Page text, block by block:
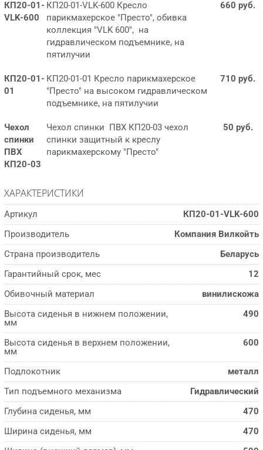
КП20-01-
VLK-600
КП20-01-VLK-600 Кресло
парикмахерское "Престо", обивка
коллекция "VLK 600", на
гидравлическом подъемнике, на
пятилучии
660 руб.
КП20-01-
01
КП20-01-01 Кресло парикмахерское
"Престо" на высоком гидравлическом
подъемнике, на пятилучии
710 руб.
Чехол
спинки
ПВХ
КП20-03
Чехол спинки ПВХ КП20-03 чехол
спинки защитный к креслу
парикмахерскому "Престо"
50 руб.
ХАРАКТЕРИСТИКИ
Артикул
КП20-01-VLK-600
Производитель
Компания Вилкойть
Страна производитель
Беларусь
Гарантийный срок, мес
12
Обивочный материал
винилискожа
Высота сиденья в нижнем положении,
мм
490
Высота сиденья в верхнем положении,
мм
600
Подлокотник
металл
Тип подъемного механизма
Гидравлический
Глубина сиденья, мм
470
Ширина сиденья, мм
470